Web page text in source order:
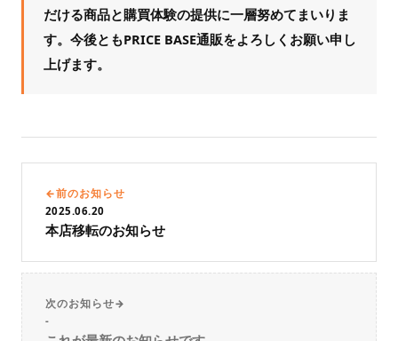
だける商品と購買体験の提供に一層努めてまいりま
す。今後ともPRICE BASE通販をよろしくお願い申し
上げます。
←前のお知らせ
2025.06.20
本店移転のお知らせ
次のお知らせ→
-